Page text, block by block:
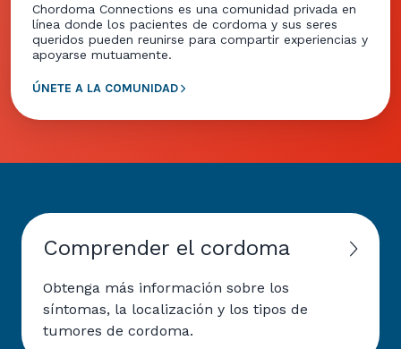
Chordoma Connections es una comunidad privada en
línea donde los pacientes de cordoma y sus seres
queridos pueden reunirse para compartir experiencias y
apoyarse mutuamente.
ÚNETE A LA COMUNIDAD
Comprender el cordoma
Obtenga más información sobre los
síntomas, la localización y los tipos de
tumores de cordoma.